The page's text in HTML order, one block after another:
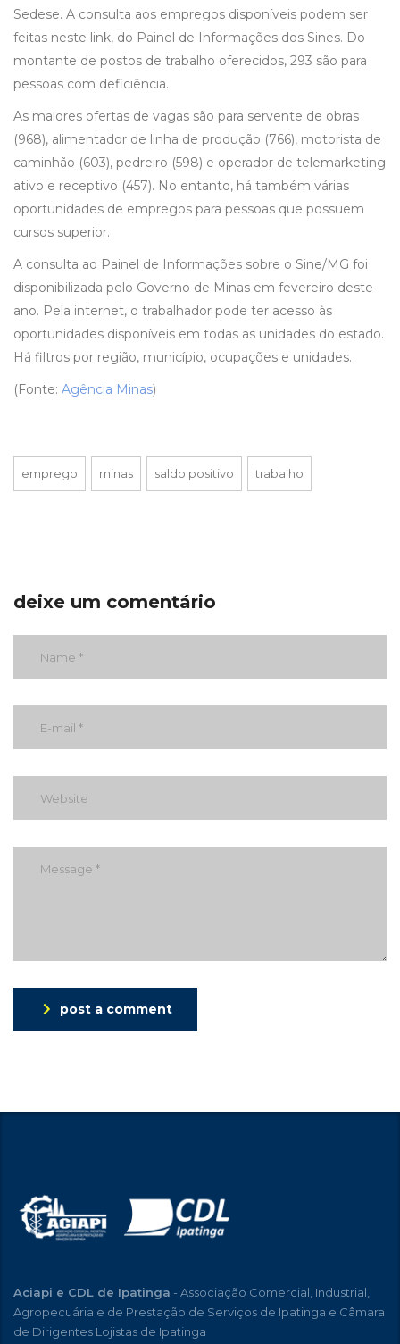
Sedese. A consulta aos empregos disponíveis podem ser
feitas neste link, do Painel de Informações dos Sines. Do
montante de postos de trabalho oferecidos, 293 são para
pessoas com deficiência.
As maiores ofertas de vagas são para servente de obras
(968), alimentador de linha de produção (766), motorista de
caminhão (603), pedreiro (598) e operador de telemarketing
ativo e receptivo (457). No entanto, há também várias
oportunidades de empregos para pessoas que possuem
cursos superior.
A consulta ao Painel de Informações sobre o Sine/MG foi
disponibilizada pelo Governo de Minas em fevereiro deste
ano. Pela internet, o trabalhador pode ter acesso às
oportunidades disponíveis em todas as unidades do estado.
Há filtros por região, município, ocupações e unidades.
(Fonte: Agência Minas)
emprego minas saldo positivo trabalho
deixe um comentário
post a comment
Aciapi e CDL de Ipatinga - Associação Comercial, Industrial,
Agropecuária e de Prestação de Serviços de Ipatinga e Câmara
de Dirigentes Lojistas de Ipatinga